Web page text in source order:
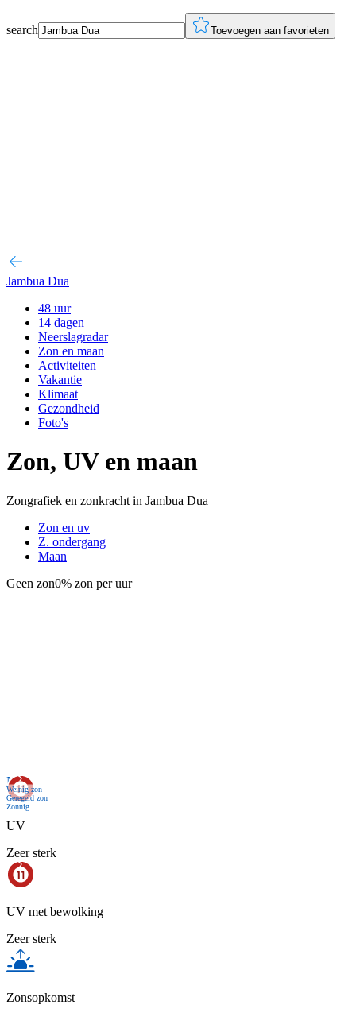
search Toevoegen aan favorieten
Jambua Dua
48 uur
14 dagen
Neerslagradar
Zon en maan
Activiteiten
Vakantie
Klimaat
Gezondheid
Foto's
Zon, UV en maan
Zongrafiek en zonkracht in Jambua Dua
Zon en uv
Z. ondergang
Maan
Geen zon0% zon per uur
Nu
Weinig zon
Geregeld zon
Zonnig
UV
Zeer sterk
UV met bewolking
Zeer sterk
Zonsopkomst